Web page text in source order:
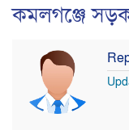
কমলগঞ্জে